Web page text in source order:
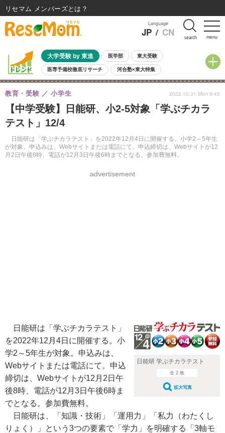
menu
Language
JP / CN search
大学受験 by 東進 医学部 東大受験
医専予備校徹底リサーチ 河合塾×東大特集
親子で考える大学選び 高校受験 中学受験 小学校受験
共通テスト 夏休み
8月開催イベント・WS 全国公立高校 過去問 人気記事
自由研究教材（小学生向け）
【中学受験】日能研、小2‐5対象「学ぶチカラ
テスト」12/4
日能研は「学ぶチカラテスト」を2022年12月4日に開催する。小学2～5年生
が対象。申込みは、Webサイトまたは電話にて。申込締切は、Webサイトが12
月2日午後8時、電話が12月3日午後6時までとなる。参加費無料。
教育・受験 小学生
advertisement
2022.10.31 Mon 9:45
日能研 学ぶチカラテスト
全 2 枚
拡大写真
日能研は「学ぶチカラテスト」
を2022年12月4日に開催する。小
学2～5年生が対象。申込みは、
Webサイトまたは電話にて。申込
締切は、Webサイトが12月2日午
後8時、電話が12月3日午後6時ま
でとなる。参加費無料。
日能研は、「知識・技術」「運用力」「私力（わたくし
りょく）」という3つの要素で「学力」を明確する「3軸モ
リセマム メンバーズ